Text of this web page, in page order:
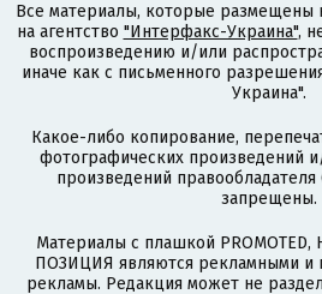
Все материалы, которые размещены
на агентство "Интерфакс-Украина",
воспроизведению и/или
иначе как с письменного
Украина".
Какое-либо копирование,
фотографических произведений
произведений
запрещены.
Материалы с плашкой
ПОЗИЦИЯ являются рекламными и
рекламы. Редакция может не